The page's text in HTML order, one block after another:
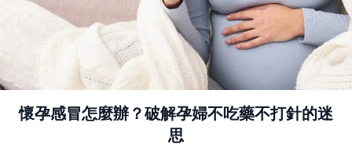
懷孕感冒怎麼辦？破解孕婦不吃藥不打針的迷
思